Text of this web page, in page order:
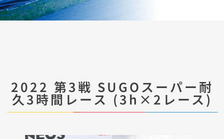
2022 第3戦 SUGOスーパー耐
久3時間レース (3h×2レース)